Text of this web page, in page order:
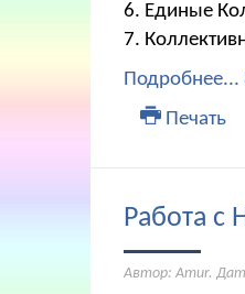
6. Единые
7.
Подробнее...
Печать
Работа с
Автор: Amur.